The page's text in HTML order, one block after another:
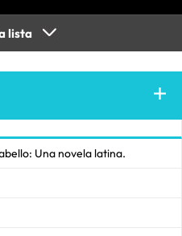
lista
Una novela latina.